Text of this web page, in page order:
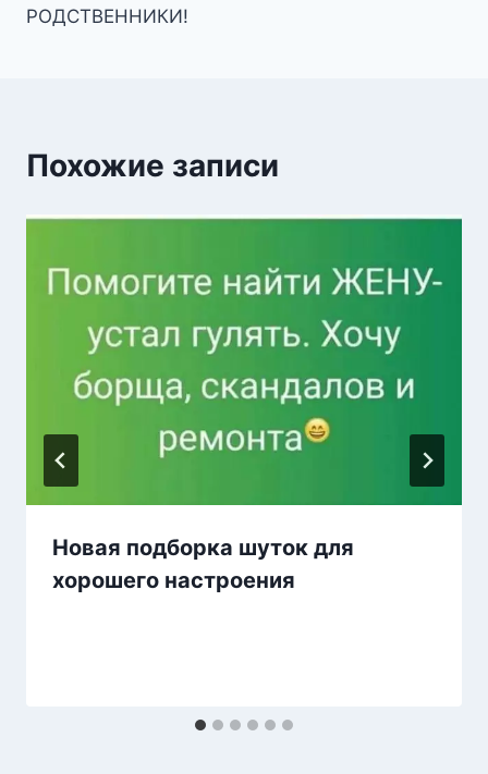
РОДСТВЕННИКИ!
Похожие записи
Новая подборка шуток для
хорошего настроения